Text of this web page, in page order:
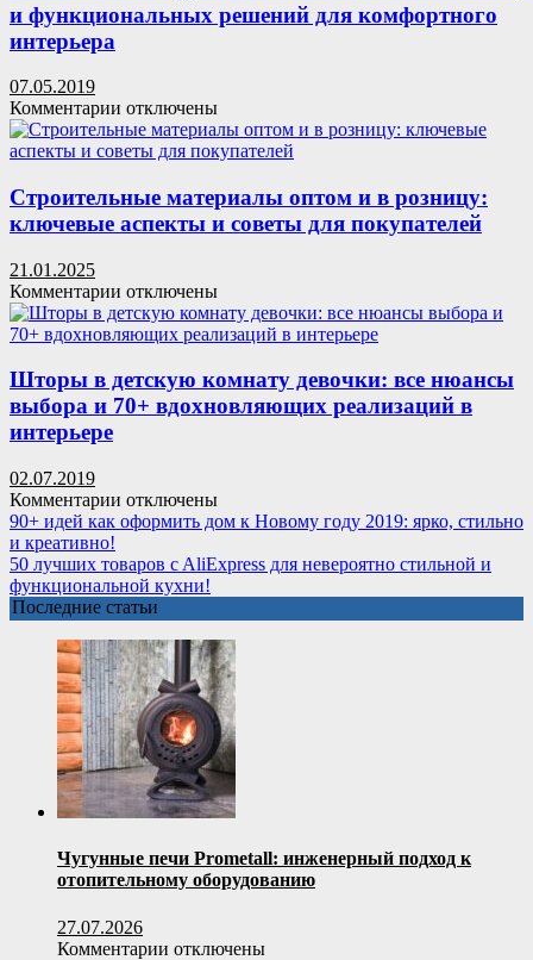
и
устанавливаем
натяжных
потолков
и функциональных решений для комфортного
интерьера
07.05.2019
Комментарии к
записи
Угловые
для
гостиной:
60
функциональных
решений
для
интерьера
отключены
Строительные материалы оптом и в розницу:
ключевые аспекты и советы для покупателей
21.01.2025
Комментарии к
записи
Строительные
оптом
и
в
и
советы
покупателей
отключены
Шторы в детскую комнату девочки: все нюансы
выбора и 70+ вдохновляющих реализаций в
интерьере
02.07.2019
Комментарии к
записи
в
детскую
комнату
девочки:
все
нюансы
выбора
и
70+
вдохновляющих
реализаций
в
интерьере
отключены
90+ идей как оформить дом к Новому году 2019: ярко, стильно
и креативно!
50 лучших товаров c AliExpress для невероятно стильной и
функциональной кухни!
Последние статьи
Чугунные печи Prometall: инженерный подход к
отопительному оборудованию
27.07.2026
Комментарии котключены